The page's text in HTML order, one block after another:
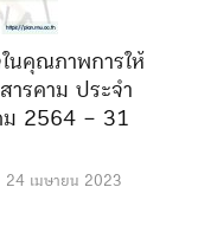
นคุณภาพการให้
ารคาม ประจำ
2564 – 31
24 เมษายน 2023